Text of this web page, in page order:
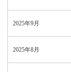
2025年9月
2025年8月